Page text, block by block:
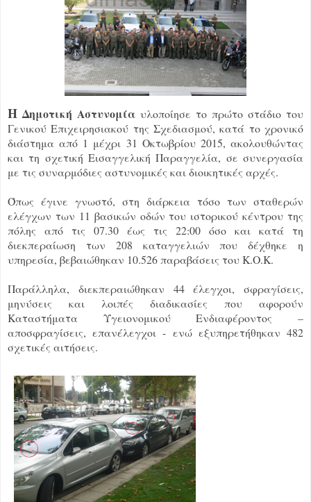
Η Δημοτική Αστυνομία υλοποίησε το πρώτο στάδιο του
Γενικού Επιχειρησιακού της Σχεδιασμού, κατά το χρονικό
διάστημα από 1 μέχρι 31 Οκτωβρίου 2015, ακολουθώντας
και τη σχετική Εισαγγελική Παραγγελία, σε συνεργασία
με τις συναρμόδιες αστυνομικές και διοικητικές αρχές.
Όπως έγινε γνωστό, στη διάρκεια τόσο των σταθερών
ελέγχων των 11 βασικών οδών του ιστορικού κέντρου της
πόλης από τις 07.30 έως τις 22:00 όσο και κατά τη
διεκπεραίωση των 208 καταγγελιών που δέχθηκε η
υπηρεσία, βεβαιώθηκαν 10.526 παραβάσεις του Κ.Ο.Κ.
Παράλληλα, διεκπεραιώθηκαν 44 έλεγχοι, σφραγίσεις,
μηνύσεις και λοιπές διαδικασίες που αφορούν
Καταστήματα Υγειονομικού Ενδιαφέροντος –
αποσφραγίσεις, επανέλεγχοι - ενώ εξυπηρετήθηκαν 482
σχετικές αιτήσεις.